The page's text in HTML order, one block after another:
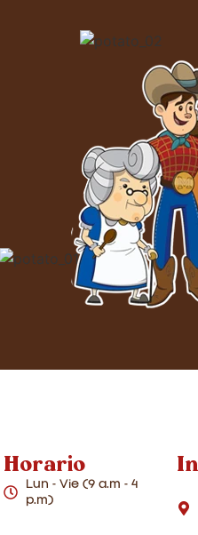
Horario
Lun - Vie (9 a.m - 4
p.m)